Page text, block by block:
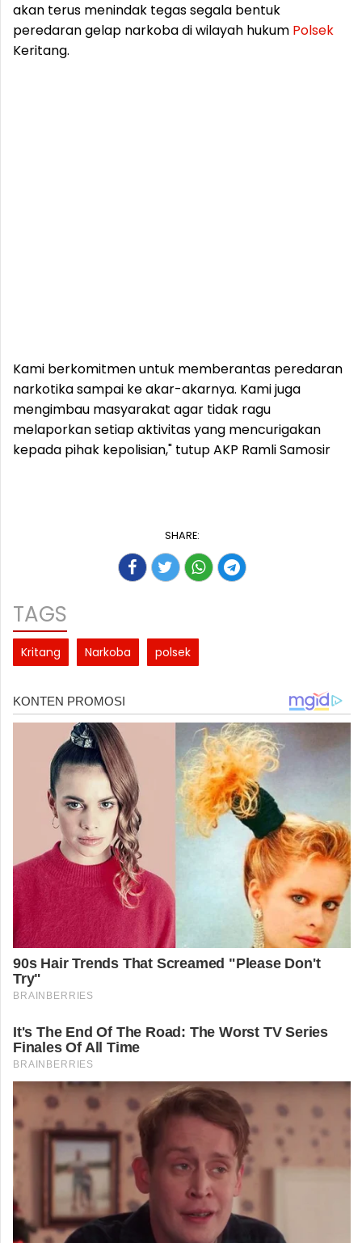
akan terus menindak tegas segala bentuk
peredaran gelap narkoba di wilayah hukum Polsek
Keritang.
Kami berkomitmen untuk memberantas peredaran
narkotika sampai ke akar-akarnya. Kami juga
mengimbau masyarakat agar tidak ragu
melaporkan setiap aktivitas yang mencurigakan
kepada pihak kepolisian," tutup AKP Ramli Samosir
SHARE:
TAGS
Kritang Narkoba polsek